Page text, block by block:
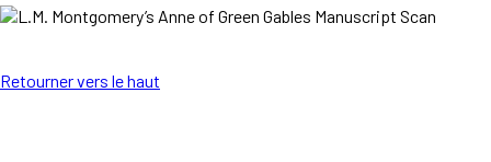
Retourner vers le haut